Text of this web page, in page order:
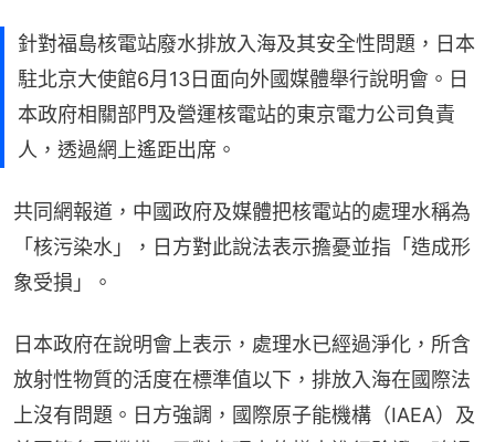
針對福島核電站廢水排放入海及其安全性問題，日本
駐北京大使館6月13日面向外國媒體舉行說明會。日
本政府相關部門及營運核電站的東京電力公司負責
人，透過網上遙距出席。
共同網報道，中國政府及媒體把核電站的處理水稱為
「核污染水」，日方對此說法表示擔憂並指「造成形
象受損」。
日本政府在說明會上表示，處理水已經過淨化，所含
放射性物質的活度在標準值以下，排放入海在國際法
上沒有問題。日方強調，國際原子能機構（IAEA）及